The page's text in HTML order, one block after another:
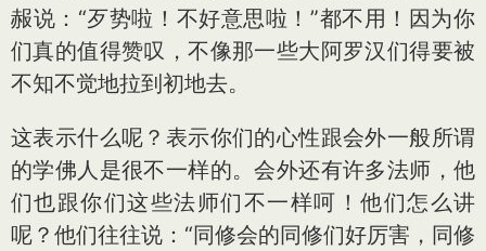
赧说：“歹势啦！不好意思啦！”都不用！因为你
们真的值得赞叹，不像那一些大阿罗汉们得要被
不知不觉地拉到初地去。
这表示什么呢？表示你们的心性跟会外一般所谓
的学佛人是很不一样的。会外还有许多法师，他
们也跟你们这些法师们不一样呵！他们怎么讲
呢？他们往往说：“同修会的同修们好厉害，同修